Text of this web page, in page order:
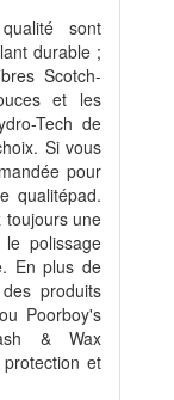
sont
durable ;
Scotch-
et les
Tech de
Si vous
pour
qualitépad.
toujours une
polissage
En plus de
produits
Poorboy's
& Wax
et